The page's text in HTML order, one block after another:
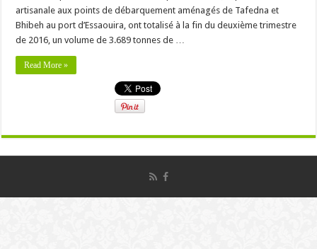
artisanale aux points de débarquement aménagés de Tafedna et
Bhibeh au port d’Essaouira, ont totalisé à la fin du deuxième trimestre
de 2016, un volume de 3.689 tonnes de …
Read More »